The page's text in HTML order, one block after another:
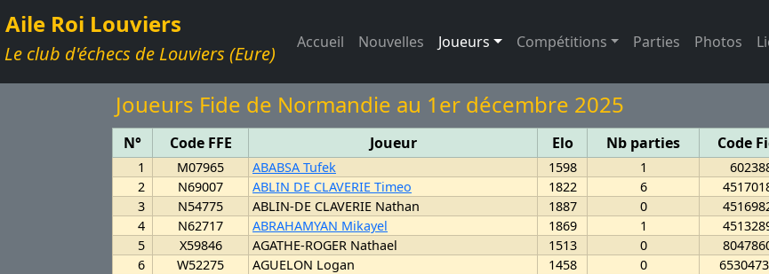
Aile Roi Louviers
Le club d'échecs de Louviers (Eure) Accueil Nouvelles Joueurs (page active)
Compétitions Parties Photos
Joueurs Fide de Normandie au 1er décembre 2025
N° Code FFE Joueur Elo Nb parties Code
1 M07965 ABABSA Tufek 1598 1
2
N69007 ABLIN DE CLAVERIE Timeo 1822 6
3
N54775 ABLIN-DE CLAVERIE Nathan 1887 0
4
N62717 ABRAHAMYAN Mikayel 1869 1
5
X59846 AGATHE-ROGER Nathael 1513 0
6
W52275 AGUELON Logan 1458 0